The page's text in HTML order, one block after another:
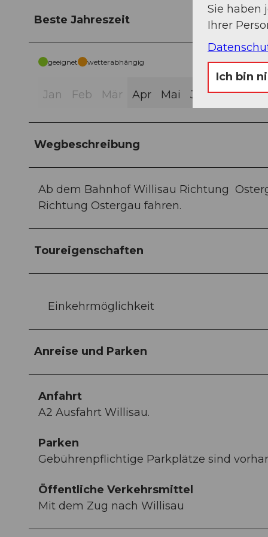
Beste Jahreszeit
geeignet wetterabhängig
Jan Feb Mär Apr Mai Jun Jul Aug
Wegbeschreibung
Ab dem Bahnhof Willisau Richtung
Richtung Ostergau fahren.
Toureigenschaften
Einkehrmöglichkeit
Anreise und Parken
Anfahrt
A2 Ausfahrt Willisau.
Parken
Gebührenpflichtige Parkplätze sind
Öffentliche Verkehrsmittel
Mit dem Zug nach Willisau
Sie haben
Ihrer
Ich bin